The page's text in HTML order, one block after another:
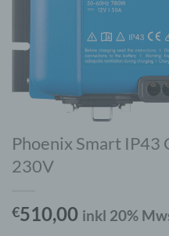
Phoenix Smart
230V
€510,00 inkl 20%